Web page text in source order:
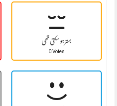
بہتر ہو سکتی تھی
0 Votes